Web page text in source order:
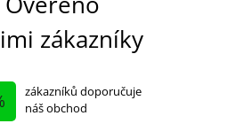
zákazníky
zákazníků doporučuje
náš obchod